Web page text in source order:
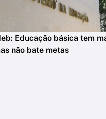
Educação básica tem
não bate metas